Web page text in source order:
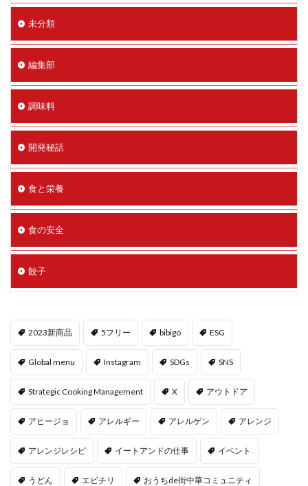
未分類
編集部
調味料
開発秘話
食と栄養
食の安全
餃子
2023新商品 5フリー bibigo ESG
Global menu Instagram SDGs SNS
Strategic Cooking Management X アウトドア
アヒージョ アレルギー アレルゲン アレンジ
アレンジレシピ イートアンドの仕事 イベント
うどん エビチリ おうちde街中華コミュニティ